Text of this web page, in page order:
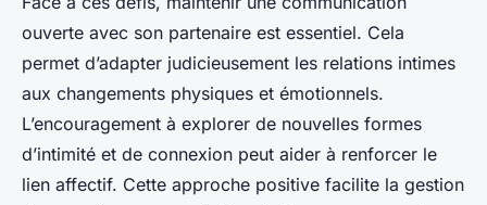
ouverte avec son partenaire est essentiel. Cela
permet d’adapter judicieusement les relations intimes
aux changements physiques et émotionnels.
L’encouragement à explorer de nouvelles formes
d’intimité et de connexion peut aider à renforcer le
lien affectif. Cette approche positive facilite la gestion